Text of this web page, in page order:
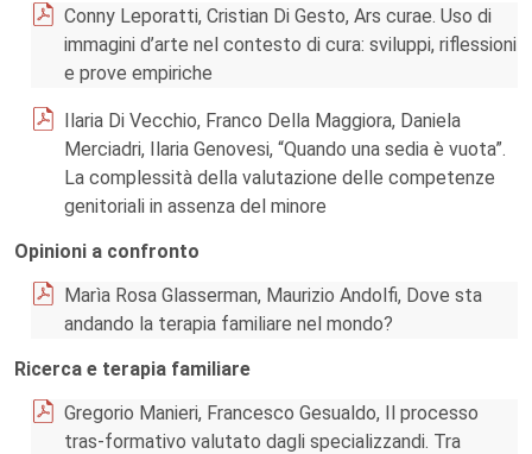
Conny Leporatti, Cristian Di Gesto, Ars curae. Uso di
immagini d’arte nel contesto di cura: sviluppi, riflessioni
e prove empiriche
Ilaria Di Vecchio, Franco Della Maggiora, Daniela
Merciadri, Ilaria Genovesi, “Quando una sedia è vuota”.
La complessità della valutazione delle competenze
genitoriali in assenza del minore
Opinioni a confronto
Marìa Rosa Glasserman, Maurizio Andolfi, Dove sta
andando la terapia familiare nel mondo?
Ricerca e terapia familiare
Gregorio Manieri, Francesco Gesualdo, Il processo
tras-formativo valutato dagli specializzandi. Tra